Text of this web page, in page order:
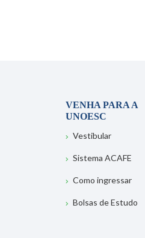
VENHA PARA A
UNOESC
Vestibular
Sistema ACAFE
Como ingressar
Bolsas de Estudo